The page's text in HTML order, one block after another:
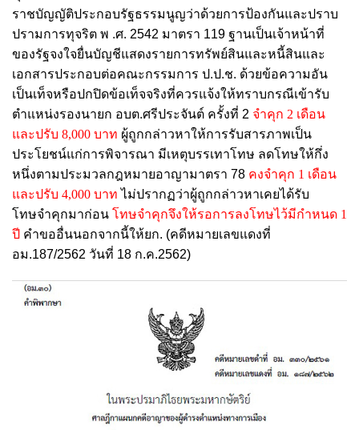
ราชบัญญัติประกอบรัฐธรรมนูญว่าด้วยการป้องกันและปราบ
ปรามการทุจริต พ .ศ. 2542 มาตรา 119 ฐานเป็นเจ้าหน้าที่
ของรัฐจงใจยื่นบัญชีแสดงรายการทรัพย์สินและหนี้สินและ
เอกสารประกอบต่อคณะกรรมการ ป.ป.ช. ด้วยข้อความอัน
เป็นเท็จหรือปกปิดข้อเท็จจริงที่ควรแจ้งให้ทราบกรณีเข้ารับ
ตำแหน่งรองนายก อบต.ศรีประจันต์ ครั้งที่ 2 จำคุก 2 เดือน
และปรับ 8,000 บาท ผู้ถูกกล่าวหาให้การรับสารภาพเป็น
ประโยชน์แก่การพิจารณา มีเหตุบรรเทาโทษ ลดโทษให้กึ่ง
หนึ่งตามประมวลกฎหมายอาญามาตรา 78 คงจำคุก 1 เดือน
และปรับ 4,000 บาท ไม่ปรากฏว่าผู้ถูกกล่าวหาเคยได้รับ
โทษจำคุกมาก่อน โทษจำคุกจึงให้รอการลงโทษไว้มีกำหนด 1
ปี คำขออื่นนอกจากนี้ให้ยก. (คดีหมายเลขแดงที่
อม.187/2562 วันที่ 18 ก.ค.2562)